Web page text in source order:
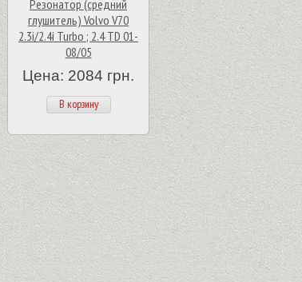
Резонатор (средний
глушитель) Volvo V70
2.3i/2.4i Turbo ; 2.4 TD 01-
08/05
Цена: 2084 грн.
В корзину